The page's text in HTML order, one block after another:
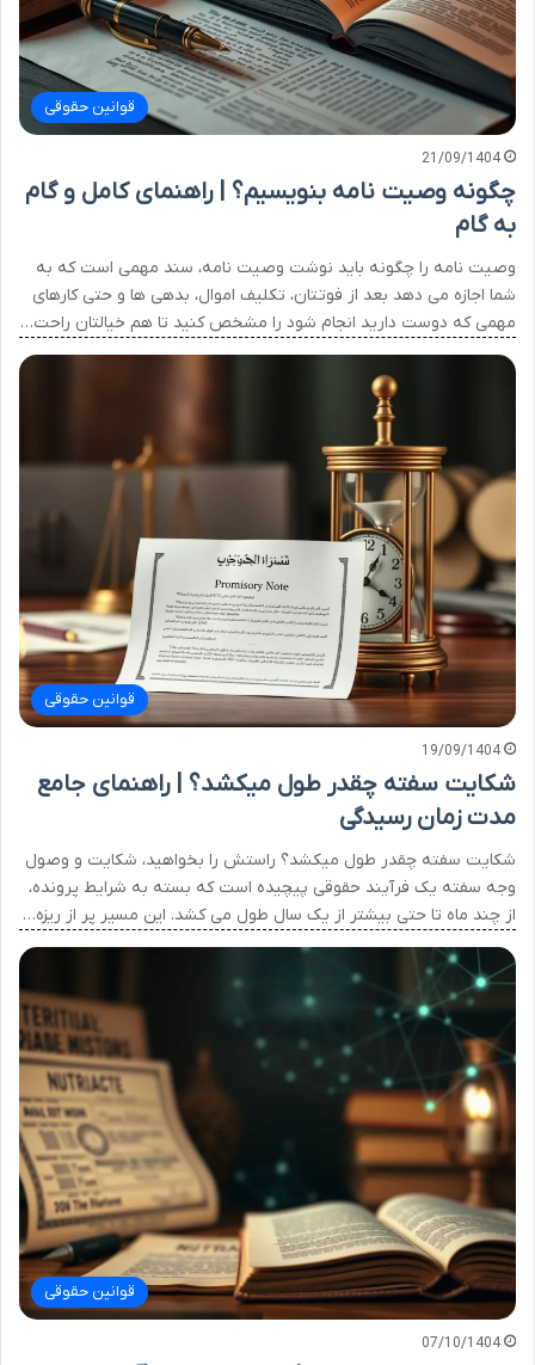
قوانین حقوقی
21/09/1404
چگونه وصیت نامه بنویسیم؟ | راهنمای کامل و گام
به گام
وصیت نامه را چگونه باید نوشت وصیت نامه، سند مهمی است که به
شما اجازه می دهد بعد از فوتتان، تکلیف اموال، بدهی ها و حتی کارهای
مهمی که دوست دارید انجام شود را مشخص کنید تا هم خیالتان راحت…
قوانین حقوقی
19/09/1404
شکایت سفته چقدر طول میکشد؟ | راهنمای جامع
مدت زمان رسیدگی
شکایت سفته چقدر طول میکشد؟ راستش را بخواهید، شکایت و وصول
وجه سفته یک فرآیند حقوقی پیچیده است که بسته به شرایط پرونده،
از چند ماه تا حتی بیشتر از یک سال طول می کشد. این مسیر پر از ریزه…
قوانین حقوقی
07/10/1404